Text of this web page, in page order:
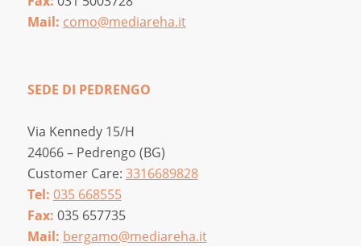
Mail: como@mediareha.it
SEDE DI PEDRENGO
Via Kennedy 15/H
24066 – Pedrengo (BG)
Customer Care: 3316689828
Tel: 035 668555
Fax: 035 657735
Mail: bergamo@mediareha.it